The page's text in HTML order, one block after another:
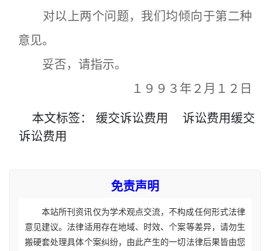
对以上两个问题，我们均倾向于第二种
意见。
妥否，请指示。
１９９３年２月１２日
本文标签： 缓交诉讼费用
诉讼费用缓交
诉讼费用
免责声明
本站所刊资讯仅为学术观点交流，不构成任何形式法律
意见建议。法律适用存在地域、时效、个案等差异，请勿生
搬硬套处理具体个案纠纷，由此产生的一切法律后果皆由您